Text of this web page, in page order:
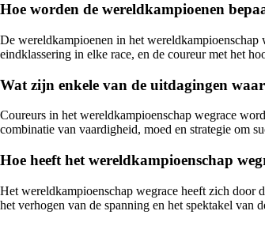
Hoe worden de wereldkampioenen
De wereldkampioenen in het wereldkampioenschap
eindklassering in elke race, en de coureur met het
Wat zijn enkele van de uitdagingen
Coureurs in het wereldkampioenschap wegrace
combinatie van vaardigheid, moed en strategie om
Hoe heeft het wereldkampioenschap
Het wereldkampioenschap wegrace heeft zich door
het verhogen van de spanning en het spektakel van